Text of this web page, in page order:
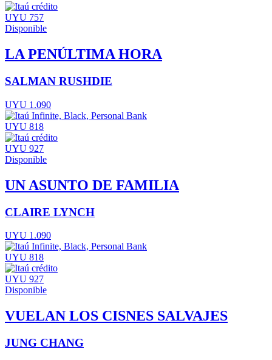
UYU 757
Disponible
LA PENÚLTIMA HORA
SALMAN RUSHDIE
UYU 1.090
UYU 818
UYU 927
Disponible
UN ASUNTO DE FAMILIA
CLAIRE LYNCH
UYU 1.090
UYU 818
UYU 927
Disponible
VUELAN LOS CISNES SALVAJES
JUNG CHANG